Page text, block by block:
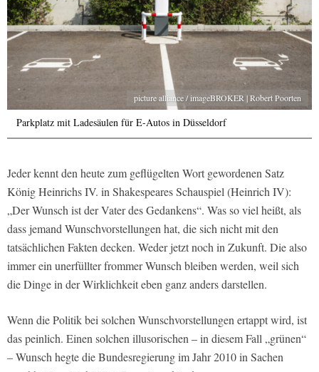
picture alliance / imageBROKER | Robert Poorten
Parkplatz mit Ladesäulen für E-Autos in Düsseldorf
Jeder kennt den heute zum geflügelten Wort gewordenen Satz
König Heinrichs IV. in Shakespeares Schauspiel (Heinrich IV):
„Der Wunsch ist der Vater des Gedankens“. Was so viel heißt, als
dass jemand Wunschvorstellungen hat, die sich nicht mit den
tatsächlichen Fakten decken. Weder jetzt noch in Zukunft. Die also
immer ein unerfüllter frommer Wunsch bleiben werden, weil sich
die Dinge in der Wirklichkeit eben ganz anders darstellen.
Wenn die Politik bei solchen Wunschvorstellungen ertappt wird, ist
das peinlich. Einen solchen illusorischen – in diesem Fall „grünen“
– Wunsch hegte die Bundesregierung im Jahr 2010 in Sachen